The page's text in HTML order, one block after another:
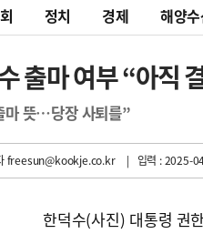
정치 경제 해양
출마 여부 “아직
마 뜻…당장 사퇴를”
freesun@kookje.co.kr | 입력 : 2025-
한덕수(사진) 대통령 권